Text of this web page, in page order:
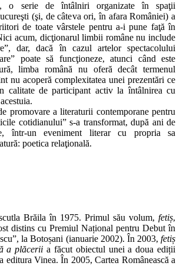
o serie de întâlniri organizate în spaţii
(şi, de câteva ori, în afara României) a
de toate vârstele pentru a-i pune faţă în
acum, dicţionarul limbii române nu include
dar, dacă în cazul artelor spectacolului
poate să funcţioneze, atunci când este
limba română nu oferă decât termenul
nu acoperă complexitatea unei prezentări ce
calitate de participant activ la întâlnirea cu
promovare a literaturii contemporane pentru
cotidianului” s-a transformat, după ani de
într-un eveniment literar cu propria sa
poetica relaţională.
Brăila în 1975. Primul său volum, fetiș,
distins cu Premiul Național pentru Debut în
la Botoșani (ianuarie 2002). În 2003, fetiș
a plăcerii a făcut obiectul unei a doua ediții
editura Vinea. În 2005, Cartea Românească a